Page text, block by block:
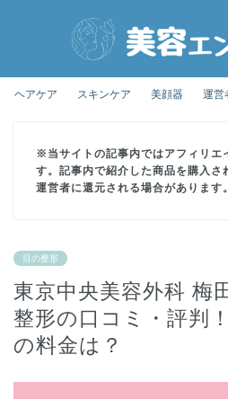
ヘアケア スキンケア 美顔器 運営
※当サイトの記事内ではアフィリエ
す。記事内で紹介した商品を購入さ
運営者に還元される場合があります。
目の整形
東京中央美容外科 梅
整形の口コミ・評判
の料金は？